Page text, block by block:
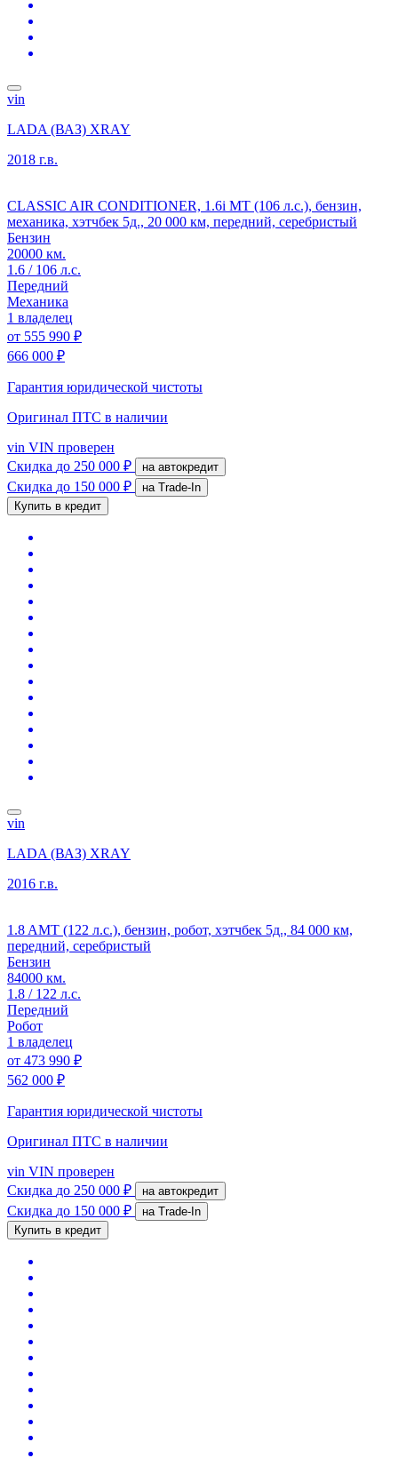
vin
LADA (ВАЗ) XRAY
2018 г.в.
CLASSIC AIR CONDITIONER, 1.6i MT (106 л.с.), бензин,
механика, хэтчбек 5д., 20 000 км, передний, серебристый
Бензин
20000 км.
1.6 / 106 л.с.
Передний
Механика
1 владелец
от 555 990 ₽
666 000 ₽
Гарантия юридической чистоты
Оригинал ПТС в наличии
vin VIN проверен
Скидка до 250 000 ₽ на автокредит
Скидка до 150 000 ₽
на Trade-In
Купить в кредит
vin
LADA (ВАЗ) XRAY
2016 г.в.
1.8 AMT (122 л.с.), бензин, робот, хэтчбек 5д., 84 000 км,
передний, серебристый
Бензин
84000 км.
1.8 / 122 л.с.
Передний
Робот
1 владелец
от 473 990 ₽
562 000 ₽
Гарантия юридической чистоты
Оригинал ПТС в наличии
vin VIN проверен
Скидка до 250 000 ₽ на автокредит
Скидка до 150 000 ₽
на Trade-In
Купить в кредит